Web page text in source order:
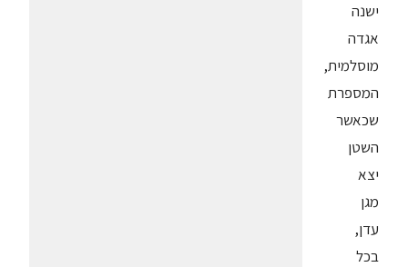
ישנה
אגדה
מוסלמית,
המספרת
שכאשר
השטן
יצא
מגן
עדן,
בכל